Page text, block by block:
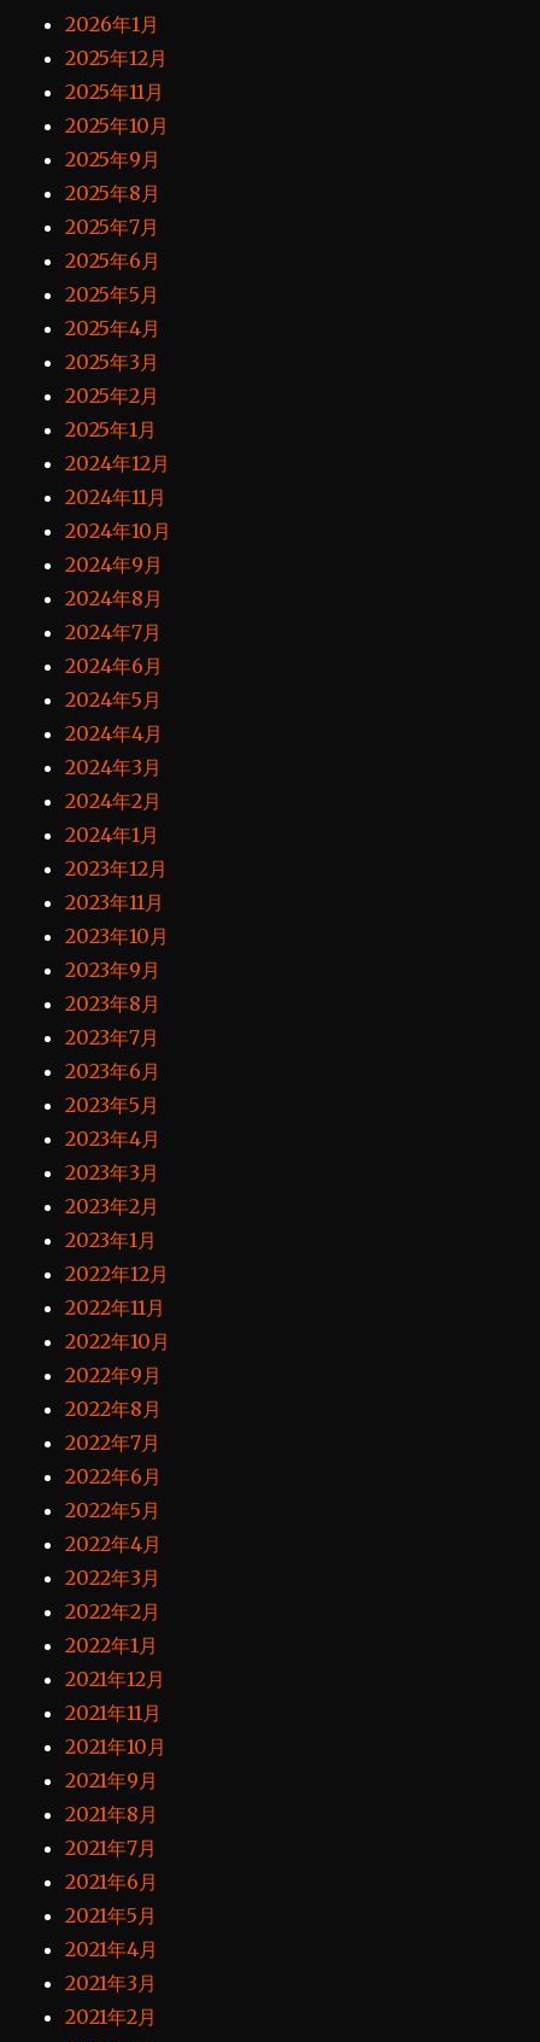
2026年1月
2025年12月
2025年11月
2025年10月
2025年9月
2025年8月
2025年7月
2025年6月
2025年5月
2025年4月
2025年3月
2025年2月
2025年1月
2024年12月
2024年11月
2024年10月
2024年9月
2024年8月
2024年7月
2024年6月
2024年5月
2024年4月
2024年3月
2024年2月
2024年1月
2023年12月
2023年11月
2023年10月
2023年9月
2023年8月
2023年7月
2023年6月
2023年5月
2023年4月
2023年3月
2023年2月
2023年1月
2022年12月
2022年11月
2022年10月
2022年9月
2022年8月
2022年7月
2022年6月
2022年5月
2022年4月
2022年3月
2022年2月
2022年1月
2021年12月
2021年11月
2021年10月
2021年9月
2021年8月
2021年7月
2021年6月
2021年5月
2021年4月
2021年3月
2021年2月